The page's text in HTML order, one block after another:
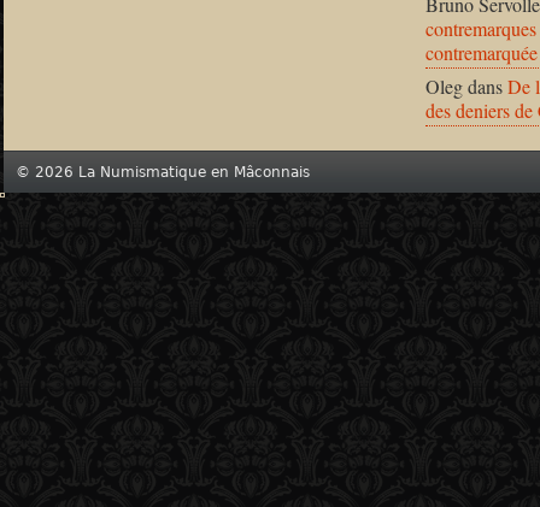
OlegdansDe
des deniers
© 2026 La Numismatique en Mâconnais